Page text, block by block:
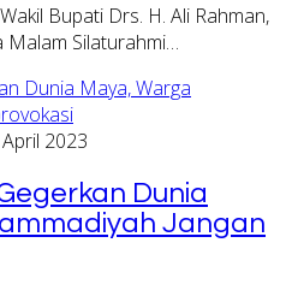
Bupati Drs. H. Ali Rahman,
Malam Silaturahmi…
2023
Dunia
Jangan